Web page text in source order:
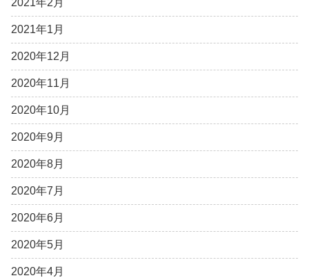
2021年1月
2020年12月
2020年11月
2020年10月
2020年9月
2020年8月
2020年7月
2020年6月
2020年5月
2020年4月